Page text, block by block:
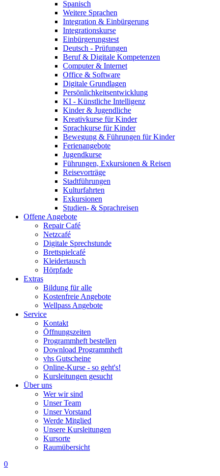
Spanisch
Weitere Sprachen
Integration & Einbürgerung
Integrationskurse
Einbürgerungstest
Deutsch - Prüfungen
Beruf & Digitale Kompetenzen
Computer & Internet
Office & Software
Digitale Grundlagen
Persönlichkeitsentwicklung
KI - Künstliche Intelligenz
Kinder & Jugendliche
Kreativkurse für Kinder
Sprachkurse für Kinder
Bewegung & Führungen für Kinder
Ferienangebote
Jugendkurse
Führungen, Exkursionen & Reisen
Reisevorträge
Stadtführungen
Kulturfahrten
Exkursionen
Studien- & Sprachreisen
Offene Angebote
Repair Café
Netzcafé
Digitale Sprechstunde
Brettspielcafé
Kleidertausch
Hörpfade
Extras
Bildung für alle
Kostenfreie Angebote
Wellpass Angebote
Service
Kontakt
Öffnungszeiten
Programmheft bestellen
Download Programmheft
vhs Gutscheine
Online-Kurse - so geht's!
Kursleitungen gesucht
Über uns
Wer wir sind
Unser Team
Unser Vorstand
Werde Mitglied
Unsere Kursleitungen
Kursorte
Raumübersicht
0